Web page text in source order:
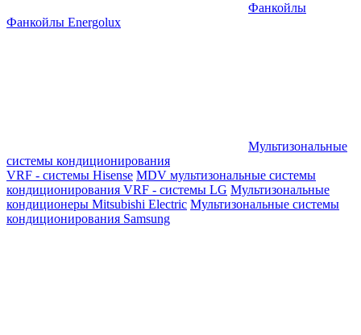
Фанкойлы
Фанкойлы Energolux
Мультизональные
системы кондиционирования
VRF - системы Hisense MDV мультизональные системы
кондиционирования VRF - системы LG Мультизональные
кондиционеры Mitsubishi Electric Мультизональные системы
кондиционирования Samsung